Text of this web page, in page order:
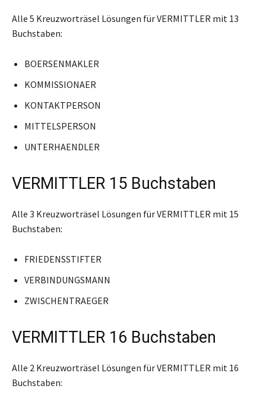
Alle 5 Kreuzworträsel Lösungen für VERMITTLER mit 13
Buchstaben:
BOERSENMAKLER
KOMMISSIONAER
KONTAKTPERSON
MITTELSPERSON
UNTERHAENDLER
VERMITTLER 15 Buchstaben
Alle 3 Kreuzworträsel Lösungen für VERMITTLER mit 15
Buchstaben:
FRIEDENSSTIFTER
VERBINDUNGSMANN
ZWISCHENTRAEGER
VERMITTLER 16 Buchstaben
Alle 2 Kreuzworträsel Lösungen für VERMITTLER mit 16
Buchstaben: